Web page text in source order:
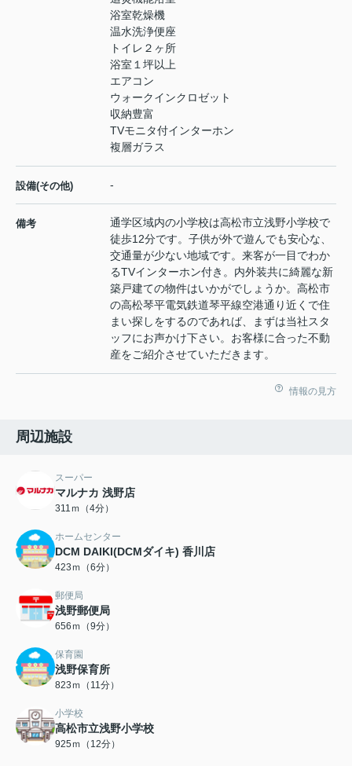
浴室乾燥機
温水洗浄便座
トイレ２ヶ所
浴室１坪以上
エアコン
ウォークインクロゼット
収納豊富
TVモニタ付インターホン
複層ガラス
設備(その他) -
備考
通学区域内の小学校は高松市立浅野小学校で
徒歩12分です。子供が外で遊んでも安心な、
交通量が少ない地域です。来客が一目でわか
るTVインターホン付き。内外装共に綺麗な新
築戸建ての物件はいかがでしょうか。高松市
の高松琴平電気鉄道琴平線空港通り近くで住
まい探しをするのであれば、まずは当社スタ
ッフにお声かけ下さい。お客様に合った不動
産をご紹介させていただきます。
情報の見方
周辺施設
スーパー
マルナカ 浅野店
311ｍ（4分）
ホームセンター
DCM DAIKI(DCMダイキ) 香川店
423ｍ（6分）
郵便局
浅野郵便局
656ｍ（9分）
保育園
浅野保育所
823ｍ（11分）
小学校
高松市立浅野小学校
925ｍ（12分）